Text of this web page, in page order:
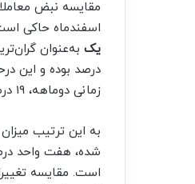
مقایسه نبض
اسفندماه حاکی است در
یک
زمانی دوماهه، ۱۹ درصد بوده است.
به این ترتیب
شده، هفت واحد